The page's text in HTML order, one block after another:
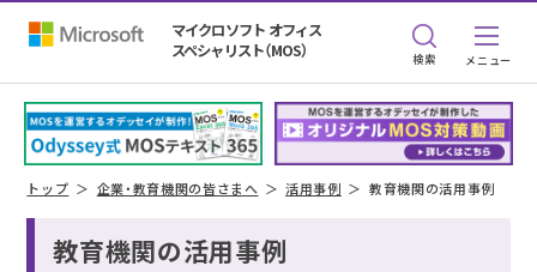
マイクロソフト オフィス
スペシャリスト（MOS）
検索
トップ 企業・教育機関の皆さまへ 活用事例 教育機関の活用事例
教育機関の活用事例